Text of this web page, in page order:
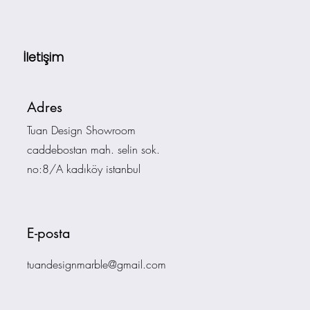
İletişim
Adres
Tuan Design Showroom
caddebostan mah. selin sok.
no:8/A kadıköy istanbul
E-posta
tuandesignmarble@gmail.com